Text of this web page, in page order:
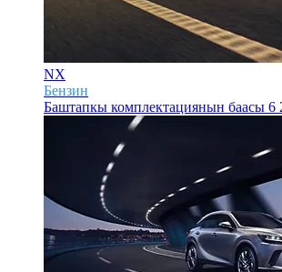
NX
Бензин
Баштапкы комплектациянын баасы 6